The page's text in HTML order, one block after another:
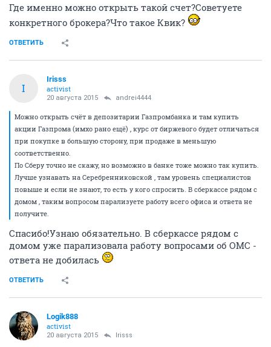
Где именно можно открыть такой счет?Советуете
конкретного брокера?Что такое Квик?
ОТВЕТИТЬ
I
Irisss
activist
20 августа 2015 andrei4444
Можно открыть счёт в депозитарии Газпромбанка и там купить
акции Газпрома (имхо рано ещё) , курс от биржевого будет отличаться
при покупке в большую сторону, при продаже в меньшую
соответственно.
По Сберу точно не скажу, но возможно в банке тоже можно так купить.
Лучше узнавать на Серебренниковской , там уровень специалистов
повыше и если не знают, то есть у кого спросить. В сберкассе рядом с
домом , таким вопросом парализуете работу всего офиса и ответа не
получите.
Спасибо!Узнаю обязательно. В сберкассе рядом с
домом уже парализовала работу вопросами об ОМС -
ответа не добилась
ОТВЕТИТЬ
Logik888
activist
20 августа 2015 Irisss